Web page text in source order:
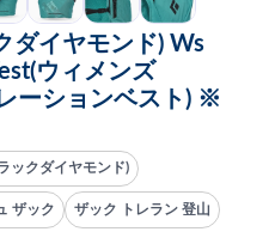
ダイヤモンド) Ws
ウィメンズ
ーションベスト) ※
ックダイヤモンド)
ザック ザック トレラン 登山